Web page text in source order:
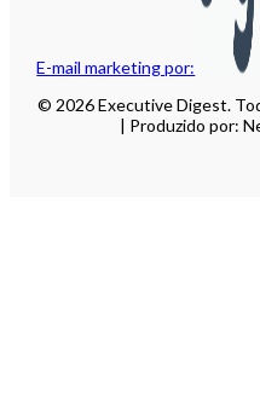
E-mail marketing por:
© 2026 Executive Digest.
| Produzido por: